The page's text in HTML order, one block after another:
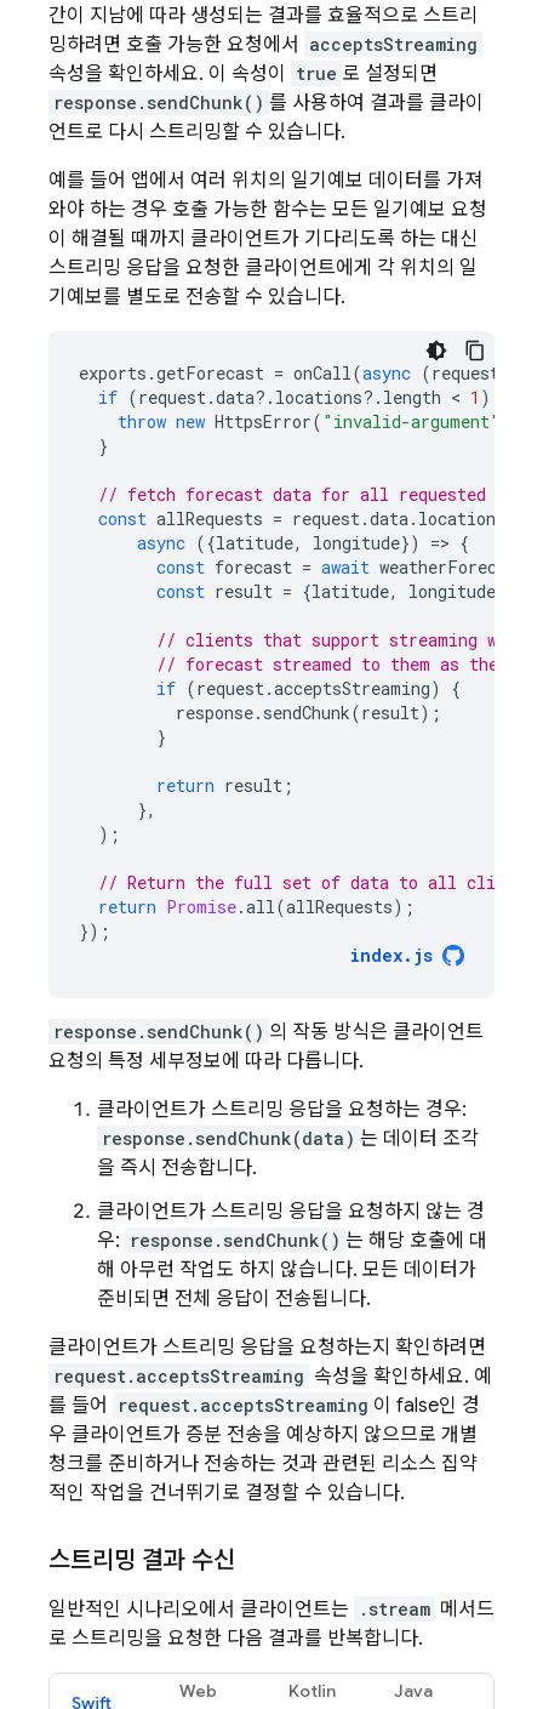
간이 지남에 따라 생성되는 결과를 효율적으로 스트리
밍하려면 호출 가능한 요청에서
acceptsStreaming
속성을 확인하세요. 이 속성이 true 로 설정되면
response.sendChunk() 를 사용하여 결과를 클라이
언트로 다시 스트리밍할 수 있습니다.
예를 들어 앱에서 여러 위치의 일기예보 데이터를 가져
와야 하는 경우 호출 가능한 함수는 모든 일기예보 요청
이 해결될 때까지 클라이언트가 기다리도록 하는 대신
스트리밍 응답을 요청한 클라이언트에게 각 위치의 일
기예보를 별도로 전송할 수 있습니다.
exports .getForecast = onCall(async (request
if (request.data? . locations? . length < 1 )
throw new HttpsError( "invalid-argument"
}
// fetch forecast data for all requested
const allRequests = request.data. locations
async ({latitude, longitude}) => {
const forecast = await
const result = {latitude, longitude
// clients that support streaming will
// forecast streamed to them as they
if (request.acceptsStreaming)
{
response. sendChunk(result);
}
return result ;
},
);
// Return the full set of data to all clients
return Promise.all(allRequests);
});
index. js
response.sendChunk() 의 작동 방식은 클라이언트
요청의 특정 세부정보에 따라 다릅니다.
클라이언트가 스트리밍 응답을 요청하는 경우:
response.sendChunk(data) 는 데이터 조각
을 즉시 전송합니다.
클라이언트가 스트리밍 응답을 요청하지 않는 경
우: response.sendChunk() 는 해당 호출에 대
해 아무런 작업도 하지 않습니다. 모든 데이터가
준비되면 전체 응답이 전송됩니다.
클라이언트가 스트리밍 응답을 요청하는지 확인하려면
request.acceptsStreaming 속성을 확인하세요. 예
를 들어
request.acceptsStreaming 이 false인 경
우 클라이언트가 증분 전송을 예상하지 않으므로 개별
청크를 준비하거나 전송하는 것과 관련된 리소스 집약
적인 작업을 건너뛰기로 결정할 수 있습니다.
스트리밍 결과 수신
일반적인 시나리오에서 클라이언트는 .stream 메서드
로 스트리밍을 요청한 다음 결과를 반복합니다.
Swift
Web Kotlin Java